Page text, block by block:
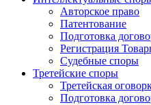
Авторское право
Патентование
Подготовка
Регистрация
Судебные споры
Третейские споры
Третейская
Подготовка